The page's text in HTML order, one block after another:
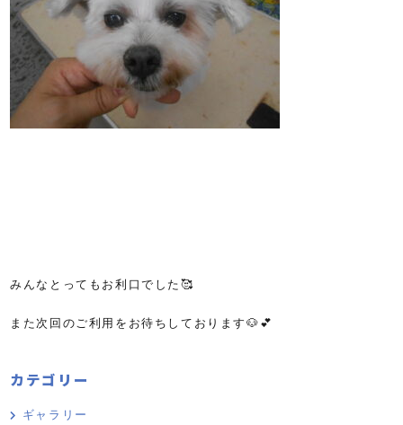
みんなとってもお利口でした🥰
また次回のご利用をお待ちしております🐶💕
カテゴリー
ギャラリー